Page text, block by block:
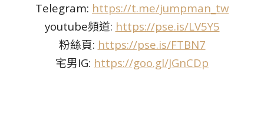
Telegram: https://t.me/jumpman_tw
youtube頻道: https://pse.is/LV5Y5
粉絲頁: https://pse.is/FTBN7
宅男IG: https://goo.gl/JGnCDp